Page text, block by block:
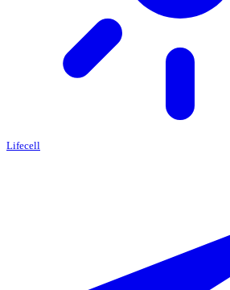
Lifecell